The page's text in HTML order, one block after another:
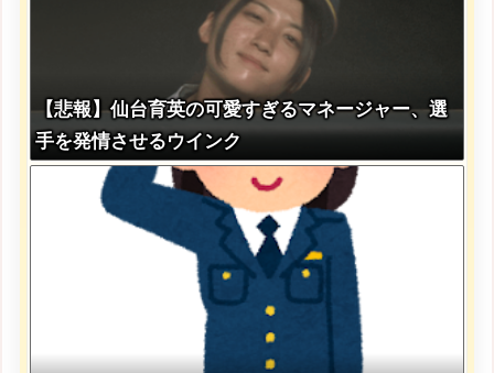
【悲報】仙台育英の可愛すぎるマネージャー、選
手を発情させるウインク